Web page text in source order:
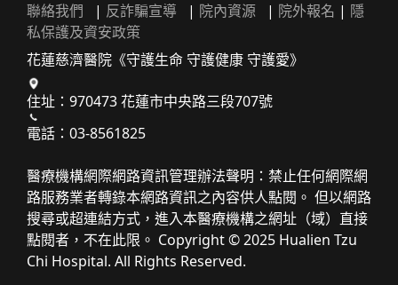
聯絡我們 | 反詐騙宣導 | 院內資源 | 院外報名 | 隱
私保護及資安政策
花蓮慈濟醫院《守護生命 守護健康 守護愛》
住址：970473 花蓮市中央路三段707號
電話：03-8561825
醫療機構網際網路資訊管理辦法聲明：禁止任何網際網
路服務業者轉錄本網路資訊之內容供人點閱。 但以網路
搜尋或超連結方式，進入本醫療機構之網址（域）直接
點閱者，不在此限。 Copyright © 2025 Hualien Tzu
Chi Hospital. All Rights Reserved.